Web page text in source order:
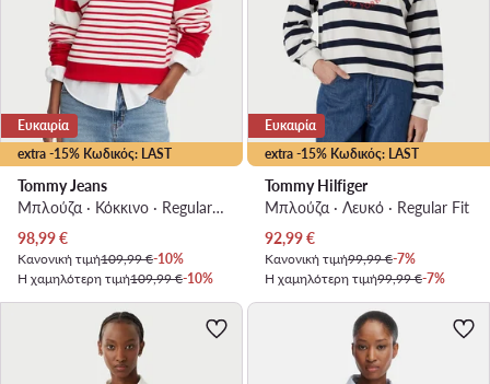
extra -15% Κωδικός: LAST
Ευκαιρία
Tommy Jeans
Μπλούζα · Κόκκινο · Regular Fit
Τρέχουσα τιμή
98,99€
Κανονική τιμή109,99 €-10%
Η χαμηλότερη τιμή109,99 €-10%
extra -15% Κωδικός: LAST
Ευκαιρία
Tommy Hilfiger
Μπλούζα · Λευκό · Regular Fit
Τρέχουσα τιμή
92,99€
Κανονική τιμή99,99 €-7%
Η χαμηλότερη τιμή99,99 €-7%